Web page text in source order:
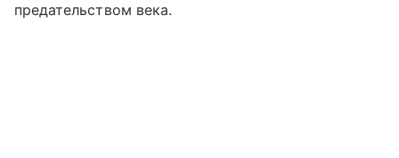
предательством века.